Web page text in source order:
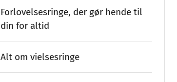
Forlovelsesringe, der gør hende til
din for altid
Alt om vielsesringe